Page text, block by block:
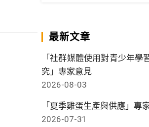
最新文章
「社群媒體使用對青少年學
究」專家意見
2026-08-03
「夏季雞蛋生產與供應」專
2026-07-31